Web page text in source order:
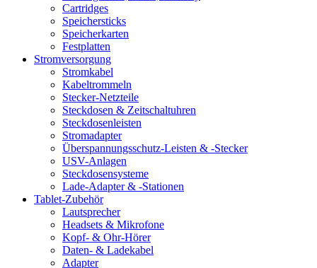
Cartridges
Speichersticks
Speicherkarten
Festplatten
Stromversorgung
Stromkabel
Kabeltrommeln
Stecker-Netzteile
Steckdosen & Zeitschaltuhren
Steckdosenleisten
Stromadapter
Überspannungsschutz-Leisten & -Stecker
USV-Anlagen
Steckdosensysteme
Lade-Adapter & -Stationen
Tablet-Zubehör
Lautsprecher
Headsets & Mikrofone
Kopf- & Ohr-Hörer
Daten- & Ladekabel
Adapter